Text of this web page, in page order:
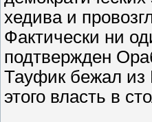
хедива и
Фактически ни
подтвержден
Тауфик бежал из
этого власть в